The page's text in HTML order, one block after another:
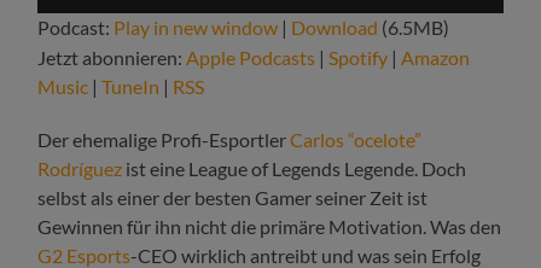
Podcast: Play in new window | Download (6.5MB)
Jetzt abonnieren:Apple Podcasts |Spotify |Amazon
Music |TuneIn | RSS
Der ehemalige Profi-EsportlerCarlos “ocelote”
Rodríguez ist eine League of Legends Legende. Doch
selbst als einer der besten Gamer seiner Zeit ist
Gewinnen für ihn nicht die primäre Motivation. Was den
G2 Esports-CEO wirklich antreibt und was sein Erfolg